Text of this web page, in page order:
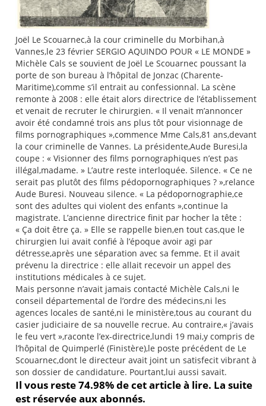
Joël Le Scouarnec,à la cour criminelle du Morbihan,à
Vannes,le 23 février SERGIO AQUINDO POUR « LE MONDE »
Michèle Cals se souvient de Joël Le Scouarnec poussant la
porte de son bureau à l’hôpital de Jonzac (Charente-
Maritime),comme s’il entrait au confessionnal. La scène
remonte à 2008 : elle était alors directrice de l’établissement
et venait de recruter le chirurgien. « Il venait m’annoncer
avoir été condamné trois ans plus tôt pour visionnage de
films pornographiques »,commence Mme Cals,81 ans,devant
la cour criminelle de Vannes. La présidente,Aude Buresi,la
coupe : « Visionner des films pornographiques n’est pas
illégal,madame. » L’autre reste interloquée. Silence. « Ce ne
serait pas plutôt des films pédopornographiques ? »,relance
Aude Buresi. Nouveau silence. « La pédopornographie,ce
sont des adultes qui violent des enfants »,continue la
magistrate. L’ancienne directrice finit par hocher la tête :
« Ça doit être ça. » Elle se rappelle bien,en tout cas,que le
chirurgien lui avait confié à l’époque avoir agi par
détresse,après une séparation avec sa femme. Et il avait
prévenu la directrice : elle allait recevoir un appel des
institutions médicales à ce sujet.
Mais personne n’avait jamais contacté Michèle Cals,ni le
conseil départemental de l’ordre des médecins,ni les
agences locales de santé,ni le ministère,tous au courant du
casier judiciaire de sa nouvelle recrue. Au contraire,« j’avais
le feu vert »,raconte l’ex-directrice,lundi 19 mai,y compris de
l’hôpital de Quimperlé (Finistère),le poste précédent de Le
Scouarnec,dont le directeur avait joint un satisfecit vibrant à
son dossier de candidature. Pourtant,lui aussi savait.
Il vous reste 74.98% de cet article à lire. La suite
est réservée aux abonnés.